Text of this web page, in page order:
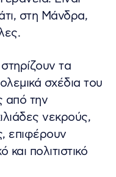
στη Μάνδρα,
τα
σχέδια του
από την
νεκρούς,
επιφέρουν
πολιτιστικό